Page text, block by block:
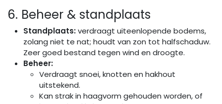
6. Beheer & standplaats
Standplaats:verdraagt uiteenlopende bodems,
zolang niet te nat; houdt van zon tot halfschaduw.
Zeer goed bestand tegen wind en droogte.
Beheer:
Verdraagt snoei, knotten en hakhout
uitstekend.
Kan strak in haagvorm gehouden worden, of